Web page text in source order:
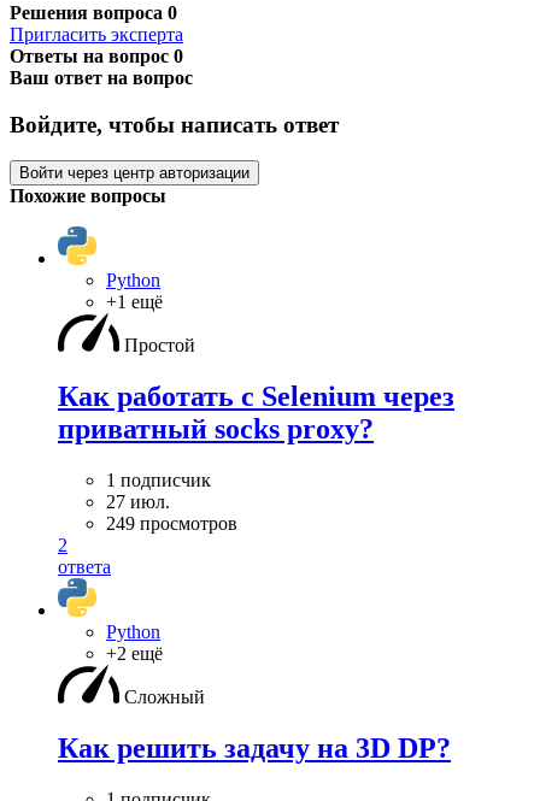
Решения вопроса 0
Пригласить эксперта
Ответы на вопрос 0
Ваш ответ на вопрос
Войдите, чтобы написать ответ
Войти через центр авторизации
Похожие вопросы
Python
+1 ещё
Простой
Как работать с Selenium через
приватный socks proxy?
1 подписчик
27 июл.
249 просмотров
2
ответа
Python
+2 ещё
Сложный
Как решить задачу на 3D DP?